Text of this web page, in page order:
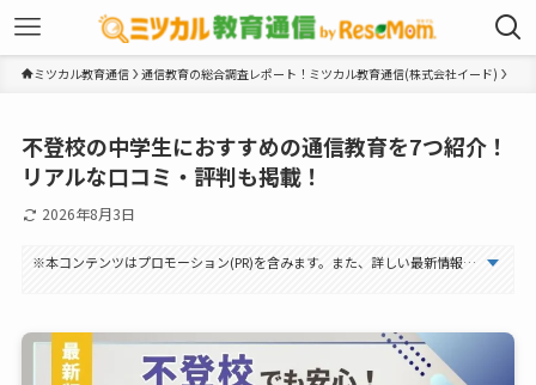
ミツカル教育通信 通信教育の総合調査レポート！ミツカル教育通信(株式会社イード)
不登校の中学生におすすめの通信教育を7つ紹介！
リアルな口コミ・評判も掲載！
2026年8月3日
※本コンテンツはプロモーション(PR)を含みます。また、詳しい最新情報に関しては必ず公式サイトをご確認ください。